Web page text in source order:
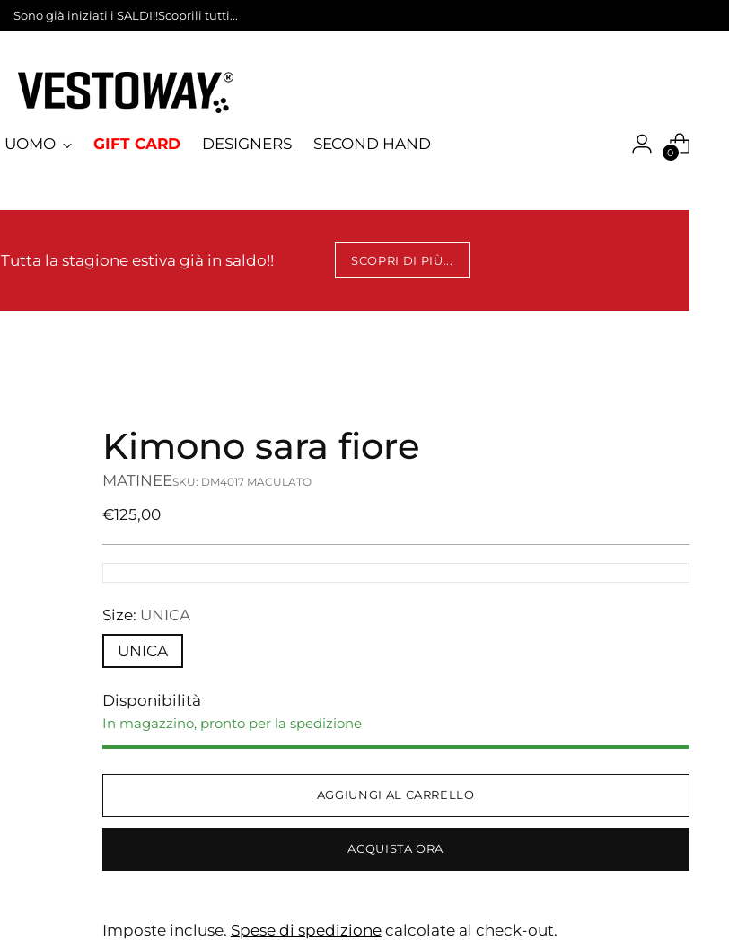
Sono già iniziati i SALDI!!Scoprili tutti...
UOMO GIFT CARD DESIGNERS SECOND HAND
0
Tutta la stagione estiva già in saldo!! SCOPRI DI PIÙ...
Kimono sara fiore
MATINEESKU: DM4017 MACULATO
Prezzo
€125,00
Size: UNICA
UNICA
Disponibilità
In magazzino, pronto per la spedizione
AGGIUNGI AL CARRELLO
ACQUISTA ORA
Imposte incluse. Spese di spedizionecalcolate al check-out.